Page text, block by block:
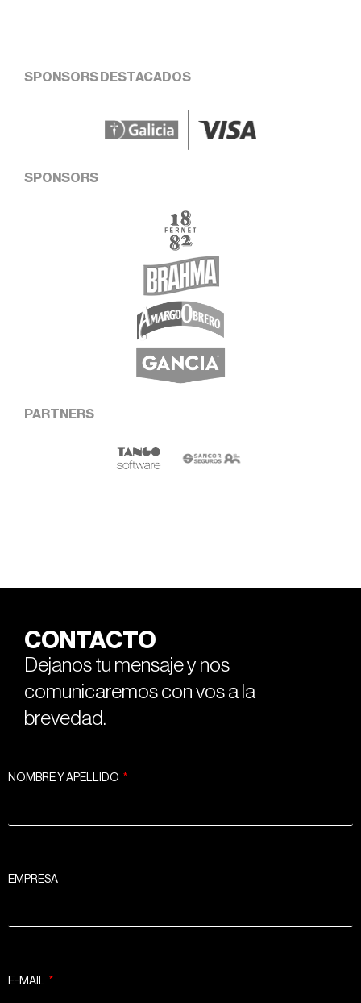
SPONSORS DESTACADOS
SPONSORS
PARTNERS
CONTACTO
Dejanos tu mensaje y nos
comunicaremos con vos a la
brevedad.
NOMBRE Y APELLIDO
EMPRESA
E-MAIL